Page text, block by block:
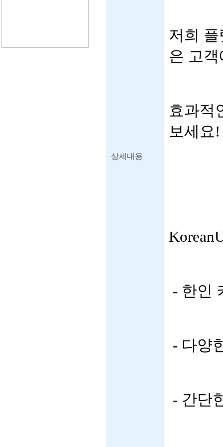
상세내용
저희
은 고
효과적
보세요!
- 한인
- 다양
- 간단